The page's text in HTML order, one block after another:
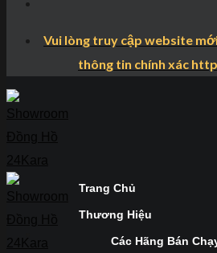
Vui lòng truy cập website
thông tin chính xác
Trang Chủ
Thương Hiệu
Các Hãng Bán